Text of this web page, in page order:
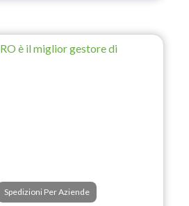
Spedizioni Per Aziende